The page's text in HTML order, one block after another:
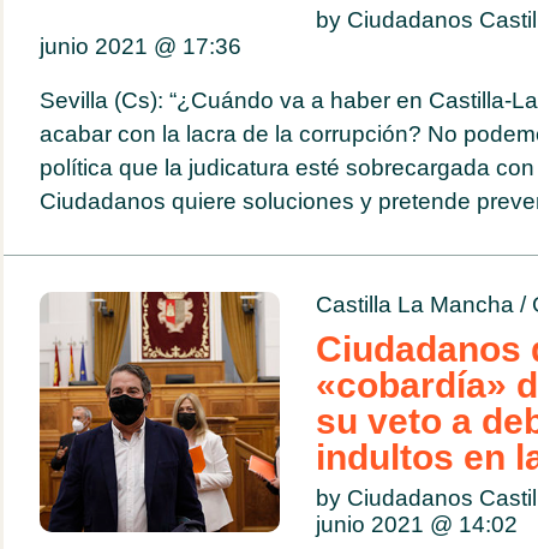
by Ciudadanos
junio 2021 @ 17:36
Sevilla (Cs): “¿Cuándo va a haber en Castilla-
acabar con la lacra de la corrupción? No
política que la judicatura esté sobrecargada
Ciudadanos quiere soluciones y pretende
Castilla La Mancha /
Ciudadanos
«cobardía»
su veto a
indultos en
by Ciudadanos
junio 2021 @ 14:02